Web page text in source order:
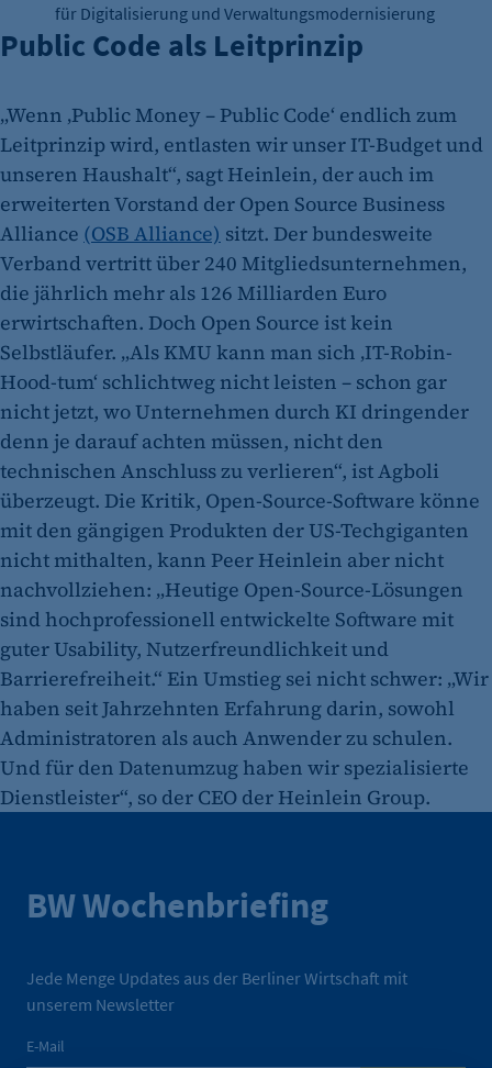
für Digitalisierung und Verwaltungsmodernisierung
Public Code als Leitprinzip
„Wenn ‚Public Money – Public Code‘ endlich zum
Leitprinzip wird, entlasten wir unser IT-Budget und
unseren Haushalt“, sagt Heinlein, der auch im
erweiterten Vorstand der Open Source Business
Alliance (OSB Alliance) sitzt. Der bundesweite
Verband vertritt über 240 Mitgliedsunternehmen,
die jährlich mehr als 126 Milliarden Euro
erwirtschaften. Doch Open Source ist kein
Selbstläufer. „Als KMU kann man sich ‚IT-Robin-
Hood-tum‘ schlichtweg nicht leisten – schon gar
nicht jetzt, wo Unternehmen durch KI dringender
denn je darauf achten müssen, nicht den
technischen Anschluss zu verlieren“, ist Agboli
überzeugt. Die Kritik, Open-Source-Software könne
mit den gängigen Produkten der US-Techgiganten
nicht mithalten, kann Peer Heinlein aber nicht
nachvollziehen: „Heutige Open-Source-Lösungen
sind hochprofessionell entwickelte Software mit
guter Usability, Nutzerfreundlichkeit und
Barrierefreiheit.“ Ein Umstieg sei nicht schwer: „Wir
haben seit Jahrzehnten Erfahrung darin, sowohl
Administratoren als auch Anwender zu schulen.
Und für den Datenumzug haben wir spezialisierte
Dienstleister“, so der CEO der Heinlein Group.
BW Wochenbriefing
Jede Menge Updates aus der Berliner Wirtschaft mit
unserem Newsletter
E-Mail